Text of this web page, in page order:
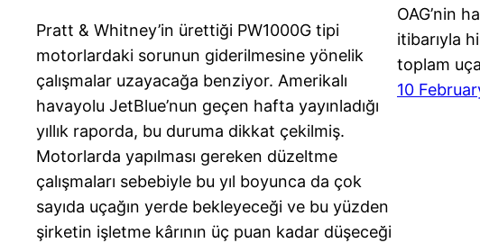
Pratt & Whitney’in ürettiği PW1000G tipi
motorlardaki sorunun giderilmesine yönelik
çalışmalar uzayacağa benziyor. Amerikalı
havayolu JetBlue’nun geçen hafta yayınladığı
yıllık raporda, bu duruma dikkat çekilmiş.
Motorlarda yapılması gereken düzeltme
çalışmaları sebebiyle bu yıl boyunca da çok
sayıda uçağın yerde bekleyeceği ve bu yüzden
şirketin işletme kârının üç puan kadar düşeceği
OAG’nin
itibarıyla
toplam
10